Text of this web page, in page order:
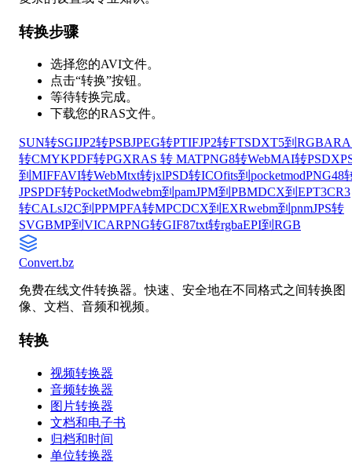
转换步骤
选择您的AVI文件。
点击“转换”按钮。
等待转换完成。
下载您的RAS文件。
SUN转SGIJP2转PSBJPEG转PTIFJP2转FTSDXT5到RGBA
转CMYKPDF转PGXRAS 转 MATPNG8转WebMAI转PSD
到MIFFAVI转WebMtxt转jxlPSD转ICOfits到pocketmodPNG48
JPSPDF转PocketModwebm到pamJPM到PBMDCX到EPT3CR3
转CALsJ2C到PPMPFA转MPCDCX到EXRwebm到pnmJPS转
SVGBMP到VICARPNG转GIF87txt转rgbaEPI到RGB
Convert.bz
免费在线文件转换器。快速、安全地在不同格式之间转换图
像、文档、音频和视频。
转换
视频转换器
音频转换器
图片转换器
文档和电子书
归档和时间
单位转换器